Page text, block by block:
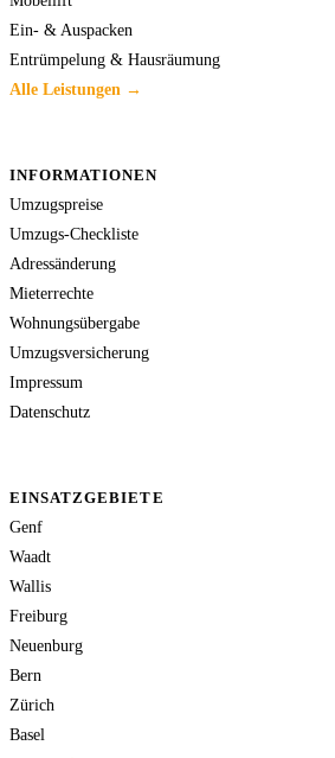
Ein- & Auspacken
Entrümpelung & Hausräumung
Alle Leistungen →
INFORMATIONEN
Umzugspreise
Umzugs-Checkliste
Adressänderung
Mieterrechte
Wohnungsübergabe
Umzugsversicherung
Impressum
Datenschutz
EINSATZGEBIETE
Genf
Waadt
Wallis
Freiburg
Neuenburg
Bern
Zürich
Basel